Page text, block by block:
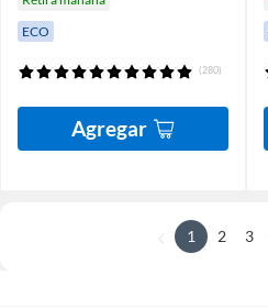
ECO
(280)
Agregar
1 2 3